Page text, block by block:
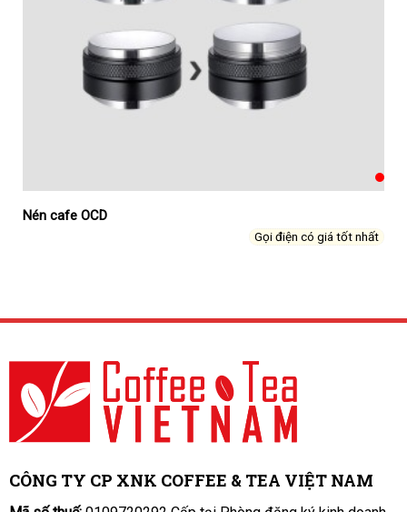
Nén cafe OCD
Gọi điện có giá tốt nhất
CÔNG TY CP XNK COFFEE & TEA VIỆT NAM